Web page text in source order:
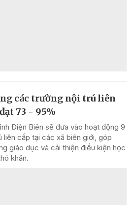
các trường nội trú liên
73 - 95%
Điện Biên sẽ đưa vào hoạt động 9
liên cấp tại các xã biên giới, góp
giáo dục và cải thiện điều kiện học
khăn.